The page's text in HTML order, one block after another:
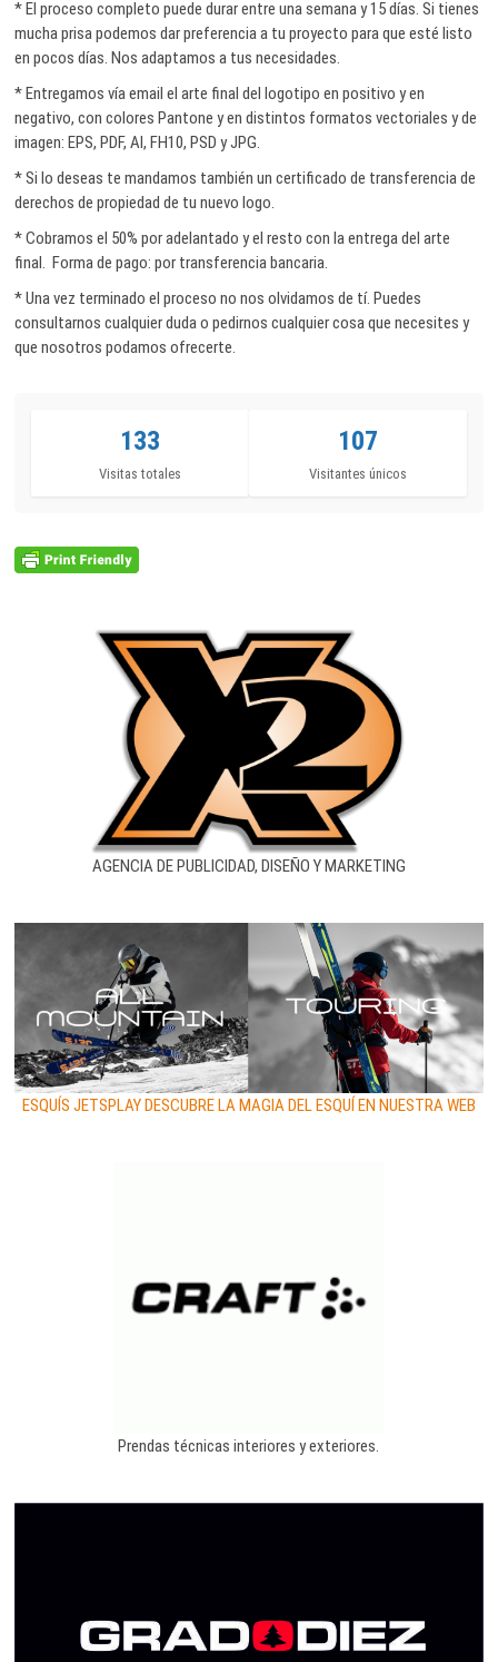
* El proceso completo puede durar entre una semana y 15 días. Si tienes
mucha prisa podemos dar preferencia a tu proyecto para que esté listo
en pocos días. Nos adaptamos a tus necesidades.
* Entregamos vía email el arte final del logotipo en positivo y en
negativo, con colores Pantone y en distintos formatos vectoriales y de
imagen: EPS, PDF, AI, FH10, PSD y JPG.
* Si lo deseas te mandamos también un certificado de transferencia de
derechos de propiedad de tu nuevo logo.
* Cobramos el 50% por adelantado y el resto con la entrega del arte
final. Forma de pago: por transferencia bancaria.
* Una vez terminado el proceso no nos olvidamos de tí. Puedes
consultarnos cualquier duda o pedirnos cualquier cosa que necesites y
que nosotros podamos ofrecerte.
133
Visitas totales
107
Visitantes únicos
AGENCIA DE PUBLICIDAD, DISEÑO Y MARKETING
ESQUÍS JETSPLAY DESCUBRE LA MAGIA DEL ESQUÍ EN NUESTRA WEB
Prendas técnicas interiores y exteriores.